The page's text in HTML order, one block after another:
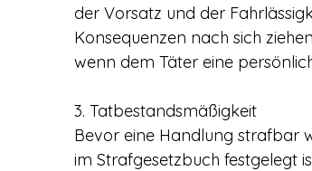
der Vorsatz und der
Konsequenzen nach sich
wenn dem Täter eine
3. Tatbestandsmäßigkeit
Bevor eine Handlung strafbar
im Strafgesetzbuch festgelegt